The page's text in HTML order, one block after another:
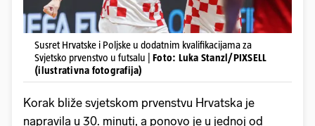
Susret Hrvatske i Poljske u dodatnim kvalifikacijama za
Svjetsko prvenstvo u futsalu | Foto: Luka Stanzl/PIXSELL
(ilustrativna fotografija)
Korak bliže svjetskom prvenstvu Hrvatska je
napravila u 30. minuti, a ponovo je u jednoj od